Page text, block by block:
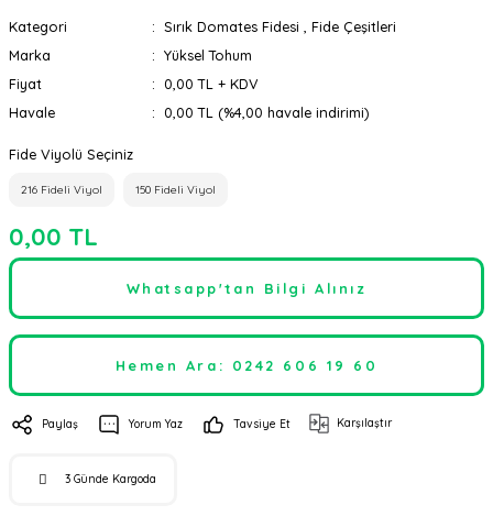
Kategori Sırık Domates Fidesi
Fide Çeşitleri
Marka
Yüksel Tohum
Fiyat
0,00 TL + KDV
Havale
0,00 TL (%4,00 havale indirimi)
Fide Viyolü Seçiniz
216 Fideli Viyol 150 Fideli Viyol
0,00 TL
Whatsapp'tan Bilgi Alınız
Hemen Ara: 0242 606 19 60
Paylaş Yorum Yaz Tavsiye Et Karşılaştır
3 Günde Kargoda